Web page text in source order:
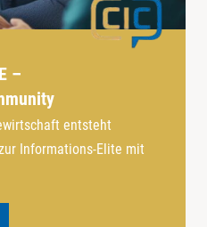
–
entsteht
Informations-Elite mit